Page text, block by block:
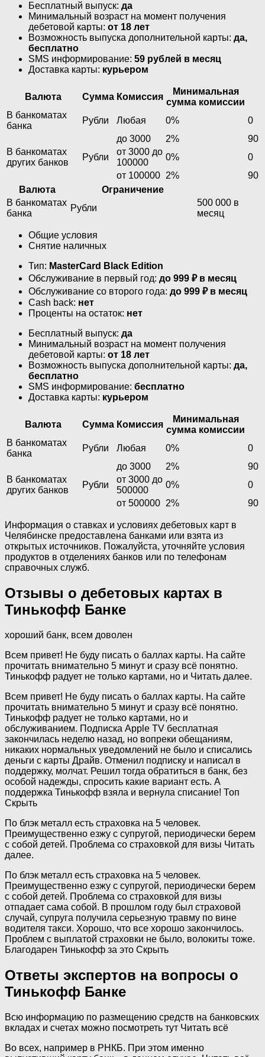
Бесплатный выпуск: да
Минимальный возраст на момент получения
дебетовой карты: от 18 лет
Возможность выпуска дополнительной карты: да,
бесплатно
SMS информирование: 59 рублей в месяц
Доставка карты: курьером
Валюта Сумма Комиссия
Минимальная
сумма комиссии
В банкоматах
банка
Рубли Любая 0% 0
В банкоматах
других банков
Рубли
до 3000 2%
90
от 3000 до
100000
0%
0
от 100000 2%
90
Валюта
Ограничение
В банкоматах
банка
Рубли
500 000 в
месяц
Общие условия
Снятие наличных
Тип: MasterСard Black Edition
Обслуживание в первый год: до 999 ₽ в месяц
Обслуживание со второго года: до 999 ₽ в месяц
Cash back: нет
Проценты на остаток: нет
Бесплатный выпуск: да
Минимальный возраст на момент получения
дебетовой карты: от 18 лет
Возможность выпуска дополнительной карты: да,
бесплатно
SMS информирование: бесплатно
Доставка карты: курьером
Валюта Сумма Комиссия
Минимальная
сумма комиссии
В банкоматах
банка
Рубли Любая 0% 0
В банкоматах
других банков
Рубли
до 3000 2%
90
от 3000 до
500000
0%
0
от 500000 2% 90
Информация о ставках и условиях дебетовых карт в
Челябинске предоставлена банками или взята из
открытых источников. Пожалуйста, уточняйте условия
продуктов в отделениях банков или по телефонам
справочных служб.
Отзывы о дебетовых картах в
Тинькофф Банке
хороший банк, всем доволен
Всем привет! Не буду писать о баллах карты. На сайте
прочитать внимательно 5 минут и сразу всё понятно.
Тинькофф радует не только картами, но и Читать далее.
Всем привет! Не буду писать о баллах карты. На сайте
прочитать внимательно 5 минут и сразу всё понятно.
Тинькофф радует не только картами, но и
обслуживанием. Подписка Apple TV бесплатная
закончилась неделю назад, но вопреки обещаниям,
никаких нормальных уведомлений не было и списались
деньги с карты Драйв. Отменил подписку и написал в
поддержку, молчат. Решил тогда обратиться в банк, без
особой надежды, спросить какие вариант есть. А
поддержка Тинькофф взяла и вернула списание! Топ
Скрыть
По блэк металл есть страховка на 5 человек.
Преимущественно езжу с супругой, периодически берем
с собой детей. Проблема со страховкой для визы Читать
далее.
По блэк металл есть страховка на 5 человек.
Преимущественно езжу с супругой, периодически берем
с собой детей. Проблема со страховкой для визы
отпадает сама собой. В прошлом году был страховой
случай, супруга получила серьезную травму по вине
водителя такси. Хорошо, что все хорошо закончилось.
Проблем с выплатой страховки не было, волокиты тоже.
Благодарен Тинькофф за это Скрыть
Ответы экспертов на вопросы о
Тинькофф Банке
Всю информацию по размещению средств на банковских
вкладах и счетах можно посмотреть тут Читать всё
Во всех, например в РНКБ. При этом именно